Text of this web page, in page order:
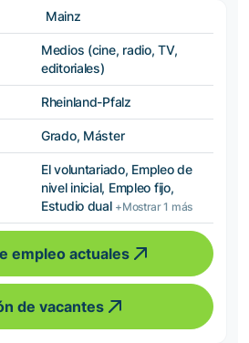
Mainz
Medios (cine, radio, TV,
editoriales)
Rheinland-Pfalz
Grado, Máster
El voluntariado, Empleo de
nivel inicial, Empleo fijo,
Estudio dual +Mostrar 1 más
empleo actuales
de vacantes